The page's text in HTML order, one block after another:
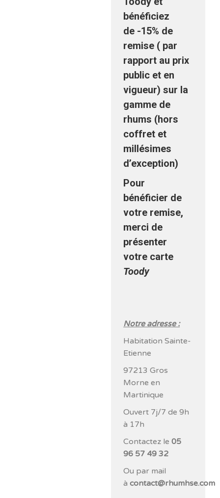
bénéficiez
de -15% de
remise ( par
rapport au prix
public et en
vigueur) sur la
gamme de
rhums (hors
coffret et
millésimes
d’exception)
Pour
bénéficier de
votre remise,
merci de
présenter
votre carte
Toody
Notre adresse :
Habitation Sainte-
Etienne
97213 Gros
Morne en
Martinique
Ouvert 7j/7 de 9h
à 17h
Contactez le05
96 57 49 32
Ou par mail
àcontact@rhumhse.com